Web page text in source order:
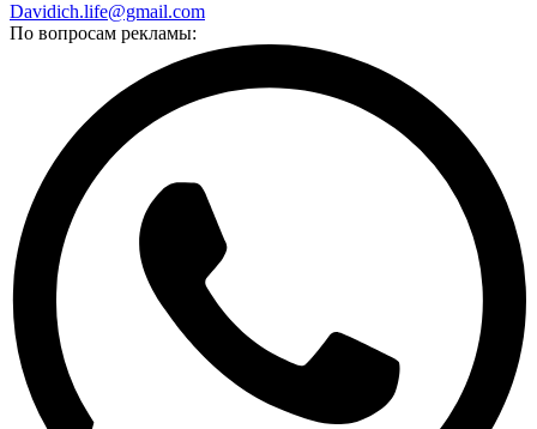
Davidich.life@gmail.com
По вопросам рекламы: